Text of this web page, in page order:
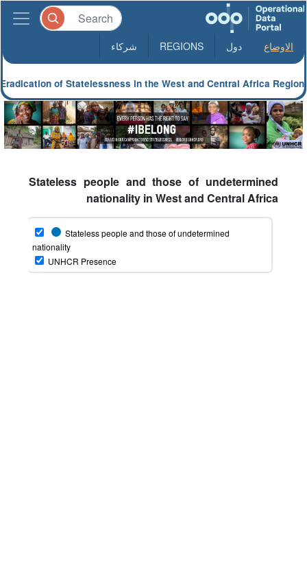
Eradication of Statelessness in the West and Central Africa Region
الاوضاع دول REGIONS شركاء
Stateless people and those of undetermined
nationality in West and Central Africa